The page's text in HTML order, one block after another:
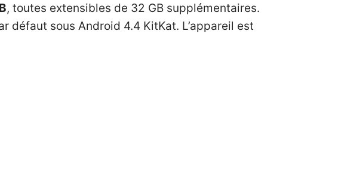
, toutes extensibles de 32 GB supplémentaires.
défaut sous Android 4.4 KitKat. L’appareil est